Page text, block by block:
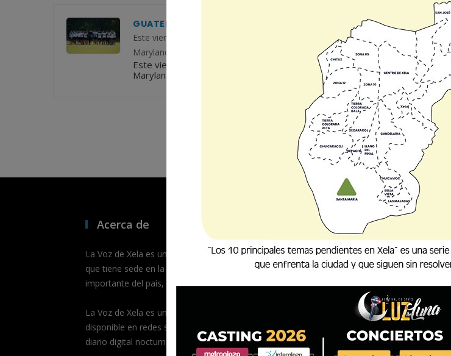
GUATEMALA SE ENFRENTA A ARGENTINA HOY EN MARYLAND: DUELO
Este viernes 14 de junio, la selección de Guatemala se medirá en un
Maryland, a las 18 horas (Guatemala). Bajo la dirección del entrenador
Este viernes 14 de junio, la selección de Guatemala se medirá en un
Maryland, a las 18 horas (Guatemala). Bajo la dirección del entrenador
Acerca de
La Voz de Xela es un medio de comunicación digital
que tiene sede en la segunda ciudad más
importante del país, Quetzaltenango.
La Voz de Xela es un medio multiplataformas,
disponible en redes sociales, portal de noticias y
diario digital nocturno.
Actualidad
Privada de
cuando era
08/08/2026
Disparan
abogado en